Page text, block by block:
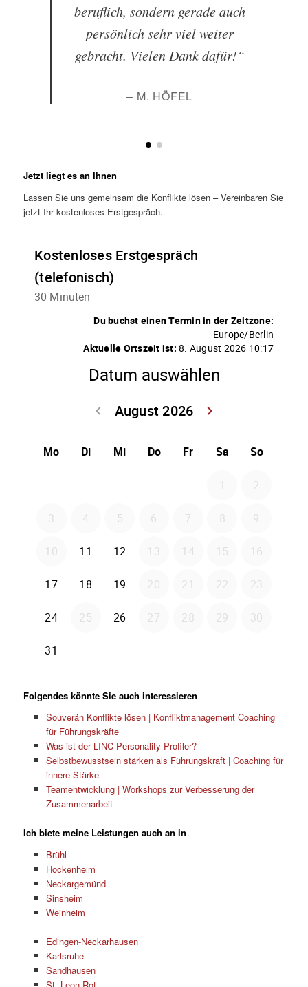
beruflich, sondern gerade auch
persönlich sehr viel weiter
gebracht. Vielen Dank dafür!“
– M. HÖFEL
Jetzt liegt es an Ihnen
Lassen Sie uns gemeinsam die Konflikte lösen – Vereinbaren Sie
jetzt Ihr kostenloses Erstgespräch.
Folgendes könnte Sie auch interessieren
Souverän Konflikte lösen | Konfliktmanagement Coaching
für Führungskräfte
Was ist der LINC Personality Profiler?
Selbstbewusstsein stärken als Führungskraft | Coaching für
innere Stärke
Teamentwicklung | Workshops zur Verbesserung der
Zusammenarbeit
Ich biete meine Leistungen auch an in
Brühl
Hockenheim
Neckargemünd
Sinsheim
Weinheim
Edingen-Neckarhausen
Karlsruhe
Sandhausen